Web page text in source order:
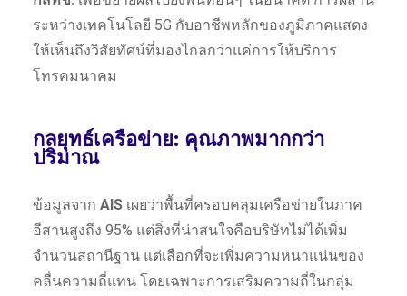
ระหว่างเทคโนโลยี 5G กับอาชีพหลักของภูมิภาคแสดง
ให้เห็นถึงวิสัยทัศน์ที่มองไกลกว่าแค่การให้บริการ
โทรคมนาคม
กลยุทธ์เครือข่าย: คุณภาพมากกว่า
ปริมาณ
ข้อมูลจาก AISเผยว่าพื้นที่ครอบคลุมเครือข่ายในภาค
อีสานสูงถึง 95% แต่สิ่งที่น่าสนใจคือบริษัทไม่ได้เพิ่ม
จำนวนสถานีฐาน แต่เลือกที่จะเพิ่มความหนาแน่นของ
คลื่นความถี่แทน โดยเฉพาะการเสริมความถี่ในกลุ่ม